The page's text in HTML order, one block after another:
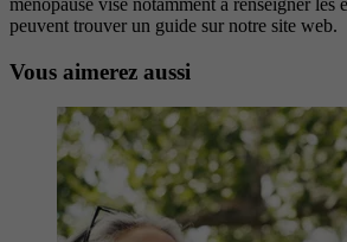
ménopause vise notamment à renseigner les
peuvent trouver un guide sur notre site web.
Vous aimerez aussi